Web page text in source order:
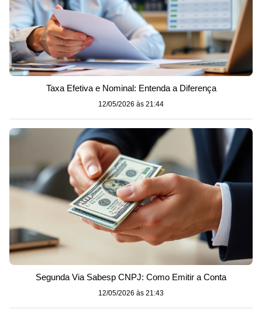
Taxa Efetiva e Nominal: Entenda a Diferença
12/05/2026 às 21:44
Segunda Via Sabesp CNPJ: Como Emitir a Conta
12/05/2026 às 21:43